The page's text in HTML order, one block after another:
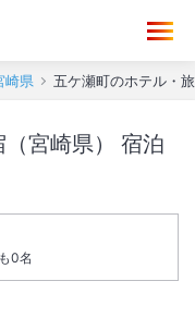
崎県 五ケ瀬町のホテル・
崎県） 宿泊
0名